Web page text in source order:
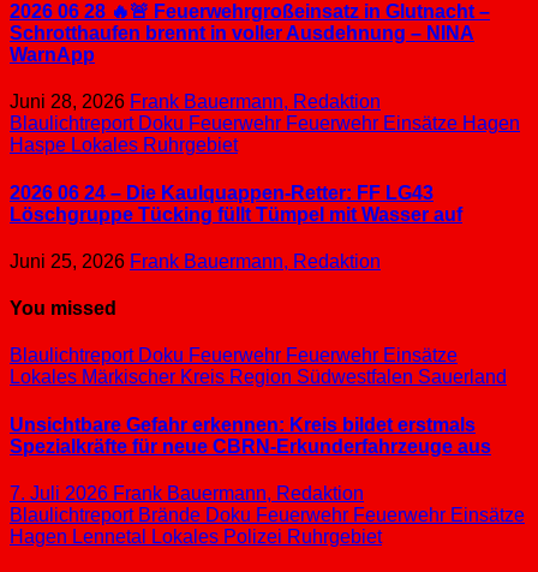
2026 06 28 🔥🚨 Feuerwehrgroßeinsatz in Glutnacht –
Schrotthaufen brennt in voller Ausdehnung – NINA
WarnApp
Juni 28, 2026 Frank Bauermann, Redaktion
Blaulichtreport Doku Feuerwehr Feuerwehr Einsätze Hagen
Haspe Lokales Ruhrgebiet
2026 06 24 – Die Kaulquappen-Retter: FF LG43
Löschgruppe Tücking füllt Tümpel mit Wasser auf
Juni 25, 2026 Frank Bauermann, Redaktion
You missed
Blaulichtreport Doku Feuerwehr Feuerwehr Einsätze
Lokales Märkischer Kreis Region Südwestfalen Sauerland
Unsichtbare Gefahr erkennen: Kreis bildet erstmals
Spezialkräfte für neue CBRN-Erkunderfahrzeuge aus
7. Juli 2026 Frank Bauermann, Redaktion
Blaulichtreport Brände Doku Feuerwehr Feuerwehr Einsätze
Hagen Lennetal Lokales Polizei Ruhrgebiet